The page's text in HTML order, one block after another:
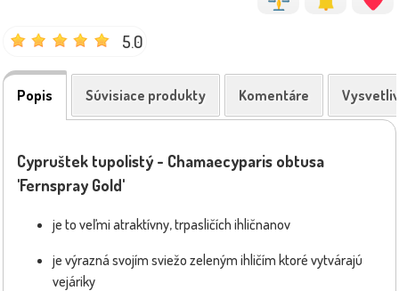
5.0
Popis Súvisiace produkty Komentáre
Cypruštek tupolistý - Chamaecyparis obtusa
'Fernspray Gold'
je to veľmi atraktívny, trpasličích ihličnanov
je výrazná svojím sviežo zeleným ihličím ktoré vytvárajú
vejáriky